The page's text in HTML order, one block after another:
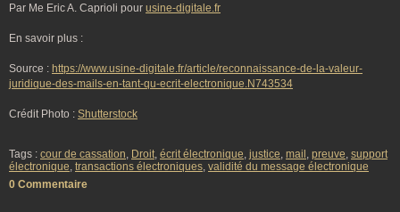
Par Me Eric A. Caprioli pour usine-digitale.fr
En savoir plus :
Source : https://www.usine-digitale.fr/article/reconnaissance-de-la-valeur-
juridique-des-mails-en-tant-qu-ecrit-electronique.N743534
Crédit Photo : Shutterstock
Tags : cour de cassation, Droit, écrit électronique, justice, mail , preuve, support
électronique, transactions électroniques, validité du message électronique
0 Commentaire